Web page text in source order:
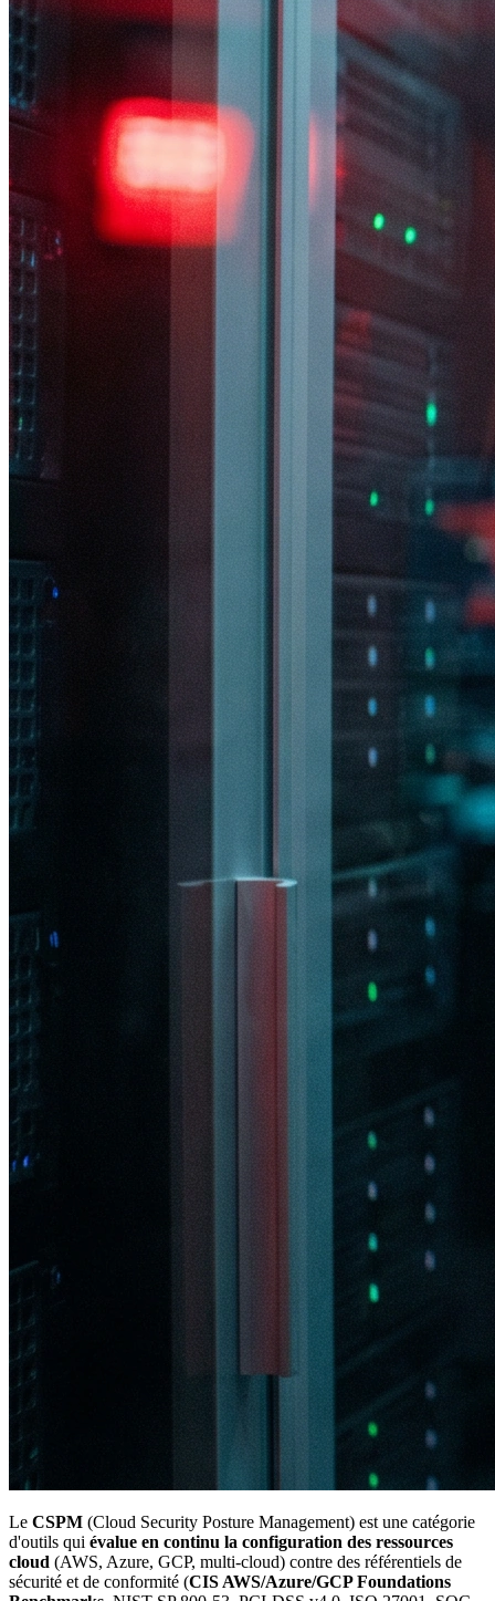
Le CSPM (Cloud Security Posture Management) est une catégorie
d'outils qui évalue en continu la configuration des ressources
cloud (AWS, Azure, GCP, multi-cloud) contre des référentiels de
sécurité et de conformité (CIS AWS/Azure/GCP Foundations